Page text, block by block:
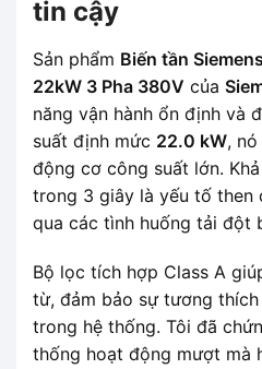
tin cậy
Sản phẩm Biến tần
22kW 3 Pha 380V của
năng vận hành ổn định và
suất định mức 22.0 kW,
động cơ công suất lớn.
trong 3 giây là yếu tố then
qua các tình huống tải đột
Bộ lọc tích hợp Class A
từ, đảm bảo sự tương
trong hệ thống. Tôi đã
thống hoạt động mượt mà